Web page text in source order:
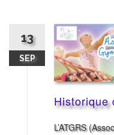
13
SEP
Historique
L’ATGRS